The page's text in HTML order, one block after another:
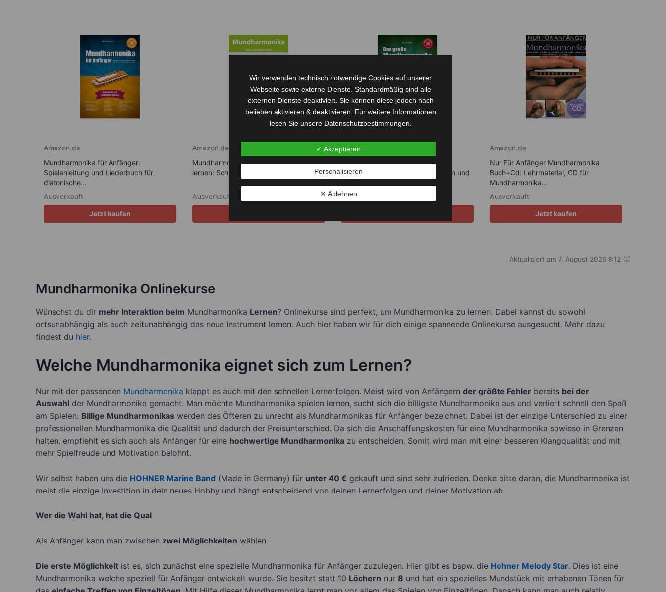
Amazon.de
Mundharmonika für Anfänger:
Spielanleitung und Liederbuch für
diatonische...
Ausverkauft
Jetzt kaufen
Amazon.de
Mundharmonika - Schnell und einfach
lernen: Schneller Lernerfolg durch...
Ausverkauft
Amazon.de
Das große Mundharmonika-Buch:
Spieltechniken, Übungsanleitungen und
Ausverkauft
Amazon.de
Nur Für Anfänger Mundharmonika
Buch+Cd: Lehrmaterial, CD für
Mundharmonika...
Ausverkauft
Jetzt kaufen
Aktualisiert am 7. August 2026 9:12
Mundharmonika Onlinekurse
Wünschst du dir mehr Interaktion beim Mundharmonika Lernen? Onlinekurse sind perfekt, um Mundharmonika zu lernen. Dabei kannst du sowohl
ortsunabhängig als auch zeitunabhängig das neue Instrument lernen. Auch hier haben wir für dich einige spannende Onlinekurse ausgesucht. Mehr dazu
findest du hier.
Welche Mundharmonika eignet sich zum Lernen?
Nur mit der passenden Mundharmonika klappt es auch mit den schnellen Lernerfolgen. Meist wird von Anfängern der größte Fehler bereits bei der
Auswahl der Mundharmonika gemacht. Man möchte Mundharmonika spielen lernen, sucht sich die billigste Mundharmonika aus und verliert schnell den Spaß
am Spielen. Billige Mundharmonikas werden des Öfteren zu unrecht als Mundharmonikas für Anfänger bezeichnet. Dabei ist der einzige Unterschied zu einer
professionellen Mundharmonika die Qualität und dadurch der Preisunterschied. Da sich die Anschaffungskosten für eine Mundharmonika sowieso in Grenzen
halten, empfiehlt es sich auch als Anfänger für eine hochwertige Mundharmonika zu entscheiden. Somit wird man mit einer besseren Klangqualität und mit
mehr Spielfreude und Motivation belohnt.
Wir selbst haben uns die HOHNER Marine Band (Made in Germany) für unter 40 € gekauft und sind sehr zufrieden. Denke bitte daran, die Mundharmonika ist
meist die einzige Investition in dein neues Hobby und hängt entscheidend von deinen Lernerfolgen und deiner Motivation ab.
Wer die Wahl hat, hat die Qual
Als Anfänger kann man zwischen zwei Möglichkeiten wählen.
Die erste Möglichkeit ist es, sich zunächst eine spezielle Mundharmonika für Anfänger zuzulegen. Hier gibt es bspw. die Hohner Melody Star. Dies ist eine
Mundharmonika welche speziell für Anfänger entwickelt wurde. Sie besitzt statt 10 Löchern nur 8 und hat ein spezielles Mundstück mit erhabenen Tönen für
Wir verwenden technisch notwendige Cookies auf unserer
Webseite sowie externe Dienste. Standardmäßig sind alle
externen Dienste deaktiviert. Sie können diese jedoch nach
belieben aktivieren & deaktivieren. Für weitere Informationen
lesen Sie unsere Datenschutzbestimmungen.
✓ Akzeptieren
Personalisieren
✕ Ablehnen